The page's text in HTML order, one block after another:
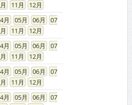
11
12
05 06
07
11
12
05 06
07
11
12
05 06
07
11
12
05 06
07